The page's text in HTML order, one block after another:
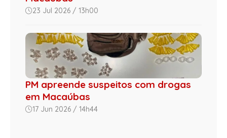
23 Jul 2026 / 13h00
PM apreende suspeitos com drogas
em Macaúbas
17 Jun 2026 / 14h44